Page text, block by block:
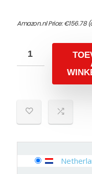
Amazon.nl Price:€156.78